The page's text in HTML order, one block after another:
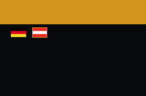
Zur Hauptnavigation